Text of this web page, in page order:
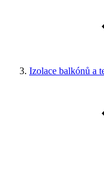
Izolace balkónů a